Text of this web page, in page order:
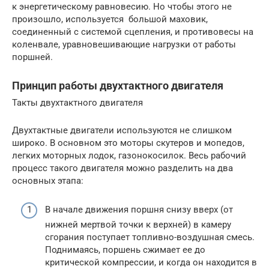
к энергетическому равновесию. Но чтобы этого не
произошло, используется большой маховик,
соединенный с системой сцепления, и противовесы на
коленвале, уравновешивающие нагрузки от работы
поршней.
Принцип работы двухтактного двигателя
Такты двухтактного двигателя
Двухтактные двигатели используются не слишком
широко. В основном это моторы скутеров и мопедов,
легких моторных лодок, газонокосилок. Весь рабочий
процесс такого двигателя можно разделить на два
основных этапа:
В начале движения поршня снизу вверх (от
нижней мертвой точки к верхней) в камеру
сгорания поступает топливно-воздушная смесь.
Поднимаясь, поршень сжимает ее до
критической компрессии, и когда он находится в